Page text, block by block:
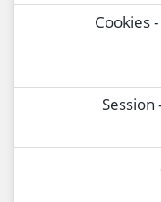
Cookies